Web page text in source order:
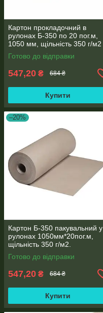
Картон прокладочний в
рулонах Б-350 по 20 пог.м,
1050 мм, щільність 350 г/м2
Готово до відправки
547,20 ₴ 684 ₴
Купити
–20%
Картон Б-350 пакувальний у
рулонах 1050мм*20пог.м,
щільність 350 г/м2.
Готово до відправки
547,20 ₴ 684 ₴
Купити